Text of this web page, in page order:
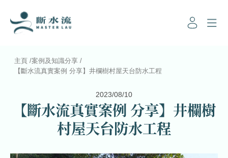
主頁 /案例及知識分享 /
【斷水流真實案例 分享】井欄樹村屋天台防水工程
2023/08/10
【斷水流真實案例 分享】井欄樹
村屋天台防水工程